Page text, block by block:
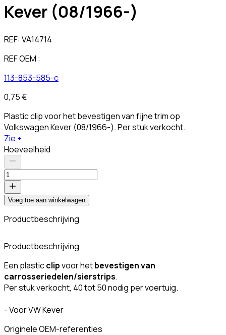
Kever (08/1966-)
REF:VA14714
REF OEM :
113-853-585-c
0,75 €
Plastic clip voor het bevestigen van fijne trim op
Volkswagen Kever (08/1966-). Per stuk verkocht.
Zie +
Hoeveelheid
Voeg toe aan winkelwagen
Productbeschrijving
Productbeschrijving
Een plasticclipvoor hetbevestigen van
carrosseriedelen/sierstrips.
Per stuk verkocht, 40 tot 50 nodig per voertuig.
- Voor VW Kever
Originele OEM-referenties